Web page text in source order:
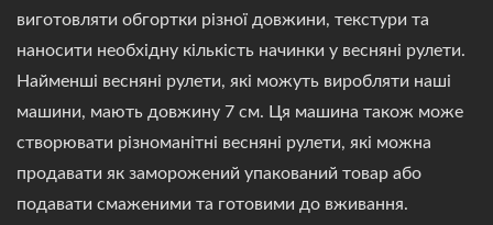
виготовляти обгортки різної довжини, текстури та
наносити необхідну кількість начинки у весняні рулети.
Найменші весняні рулети, які можуть виробляти наші
машини, мають довжину 7 см. Ця машина також може
створювати різноманітні весняні рулети, які можна
продавати як заморожений упакований товар або
подавати смаженими та готовими до вживання.